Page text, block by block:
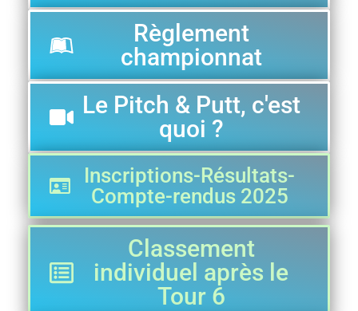
Règlement
championnat
Le Pitch & Putt, c'est
quoi ?
Inscriptions-Résultats-
Compte-rendus 2025
Classement
individuel après le
Tour 6